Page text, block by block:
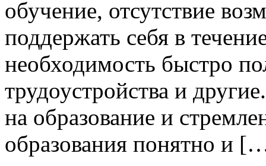
обучение, отсутствие
поддержать себя в
необходимость быстро
трудоустройства и
на образование и
образования понятно и